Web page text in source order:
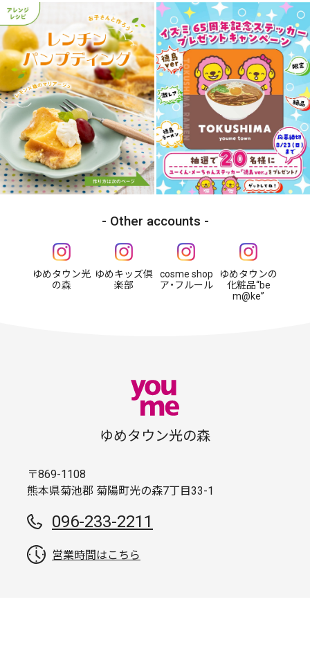
Other accounts
ゆめタウン光
の森
ゆめキッズ倶
楽部
cosme shop
ア・フルール
ゆめタウンの
化粧品“be
m@ke”
ゆめタウン光の森
〒869-1108
熊本県菊池郡 菊陽町光の森7丁目33-1
096-233-2211
営業時間はこちら